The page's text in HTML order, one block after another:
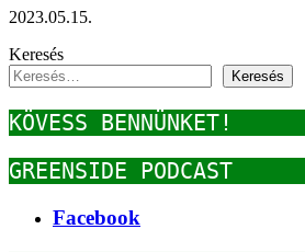
2023.05.15.
Keresés
Keresés
KÖVESS BENNÜNKET!
GREENSIDE PODCAST
Facebook